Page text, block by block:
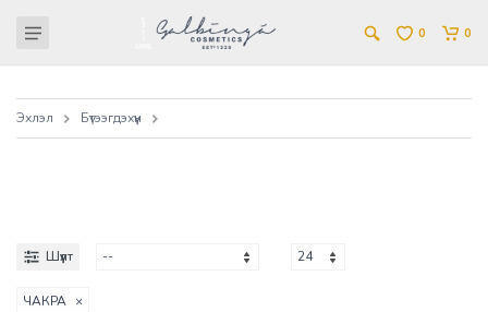
0 0
Эхлэл Бүтээгдэхүүн
Шүүлт
ЧАКРА ×